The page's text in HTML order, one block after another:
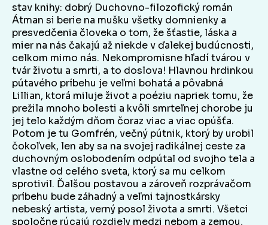
stav knihy: dobrý Duchovno-filozofický román
Átman si berie na mušku všetky domnienky a
presvedčenia človeka o tom, že šťastie, láska a
mier na nás čakajú až niekde v ďalekej budúcnosti,
celkom mimo nás. Nekompromisne hľadí tvárou v
tvár životu a smrti, a to doslova! Hlavnou hrdinkou
pútavého príbehu je veľmi bohatá a pôvabná
Lillian, ktorá miluje život a poéziu napriek tomu, že
prežila mnoho bolesti a kvôli smrteľnej chorobe ju
jej telo každým dňom čoraz viac a viac opúšťa.
Potom je tu Gomfrén, večný pútnik, ktorý by urobil
čokoľvek, len aby sa na svojej radikálnej ceste za
duchovným oslobodením odpútal od svojho tela a
vlastne od celého sveta, ktorý sa mu celkom
sprotivil. Ďalšou postavou a zároveň rozprávačom
príbehu bude záhadný a veľmi tajnostkársky
nebeský artista, verný posol života a smrti. Všetci
spoločne rúcajú rozdiely medzi nebom a zemou,